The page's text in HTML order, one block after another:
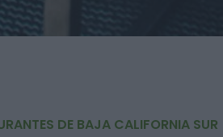
DE BAJA CALIFORNIA SUR